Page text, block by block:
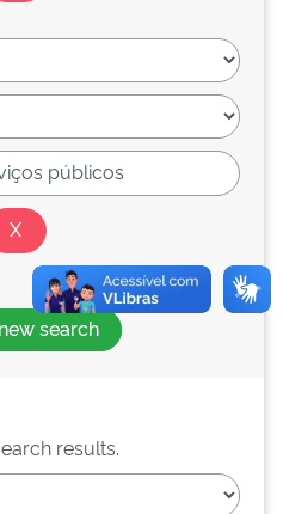
search
results.